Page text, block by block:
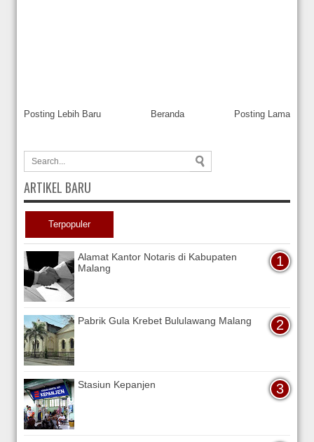
Posting Lebih Baru Posting Lama
Beranda
ARTIKEL BARU
Terpopuler
Alamat Kantor Notaris di Kabupaten
Malang
Pabrik Gula Krebet Bululawang Malang
Stasiun Kepanjen